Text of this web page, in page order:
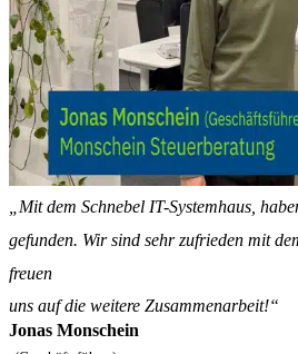
„Mit dem Schnebel IT-Systemhaus,
gefunden. Wir sind sehr zufrieden mit
freuen
uns auf die weitere Zusammenarbeit!“
Jonas Monschein